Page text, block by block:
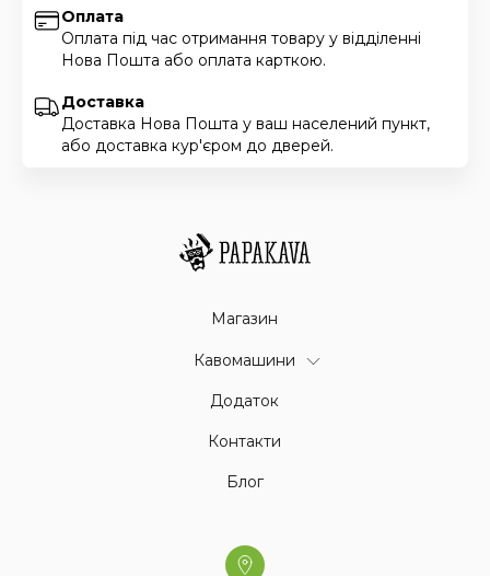
Оплата
Оплата під час отримання товару у відділенні
Нова Пошта або оплата карткою.
Доставка
Доставка Нова Пошта у ваш населений пункт,
або доставка кур'єром до дверей.
Магазин
Кавомашини
Додаток
Контакти
Блог